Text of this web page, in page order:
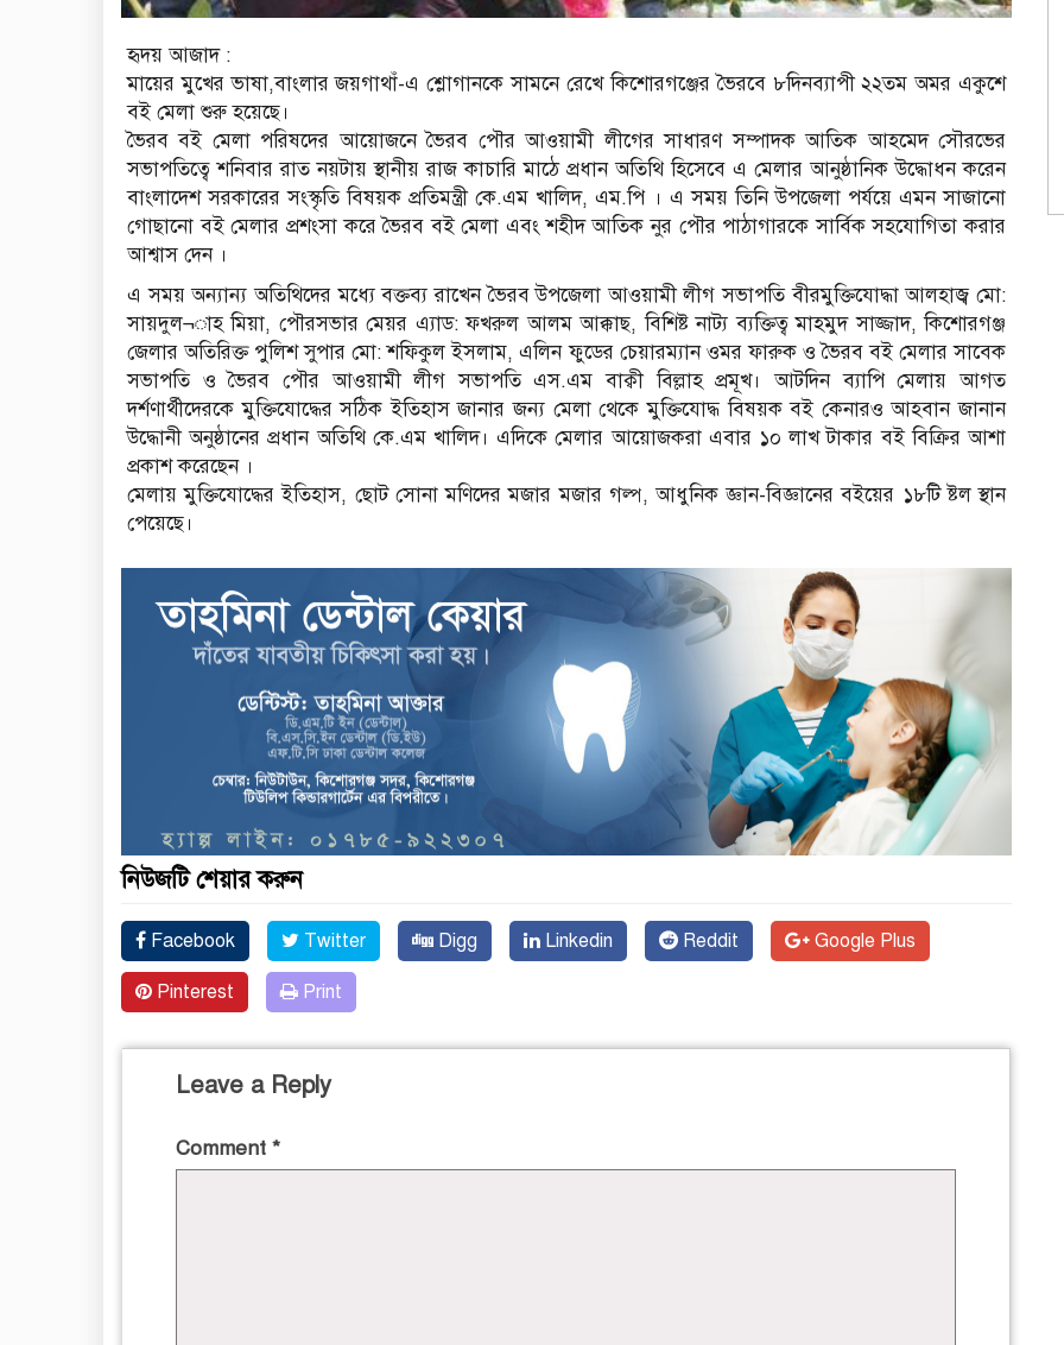
হৃদয় আজাদ :
মায়ের মুখের ভাষা,বাংলার জয়গাথাঁ-এ শ্লোগানকে সামনে রেখে কিশোরগঞ্জের ভৈরবে ৮দিনব্যাপী ২২তম অমর একুশে
বই মেলা শুরু হয়েছে।
ভৈরব বই মেলা পরিষদের আয়োজনে ভৈরব পৌর আওয়ামী লীগের সাধারণ সম্পাদক আতিক আহমেদ সৌরভের
সভাপতিত্বে শনিবার রাত নয়টায় স্থানীয় রাজ কাচারি মাঠে প্রধান অতিথি হিসেবে এ মেলার আনুষ্ঠানিক উদ্ধোধন করেন
বাংলাদেশ সরকারের সংস্কৃতি বিষয়ক প্রতিমন্ত্রী কে.এম খালিদ, এম.পি । এ সময় তিনি উপজেলা পর্যয়ে এমন সাজানো
গোছানো বই মেলার প্রশংসা করে ভৈরব বই মেলা এবং শহীদ আতিক নুর পৌর পাঠাগারকে সার্বিক সহযোগিতা করার
আশ্বাস দেন ।
এ সময় অন্যান্য অতিথিদের মধ্যে বক্তব্য রাখেন ভৈরব উপজেলা আওয়ামী লীগ সভাপতি বীরমুক্তিযোদ্ধা আলহাজ্ব মো:
সায়দুল¬াহ মিয়া, পৌরসভার মেয়র এ্যাড: ফখরুল আলম আক্কাছ, বিশিষ্ট নাট্য ব্যক্তিত্ব মাহমুদ সাজ্জাদ, কিশোরগঞ্জ
জেলার অতিরিক্ত পুলিশ সুপার মো: শফিকুল ইসলাম, এলিন ফুডের চেয়ারম্যান ওমর ফারুক ও ভৈরব বই মেলার সাবেক
সভাপতি ও ভৈরব পৌর আওয়ামী লীগ সভাপতি এস.এম বাক্বী বিল্লাহ প্রমূখ। আটদিন ব্যাপি মেলায় আগত
দর্শণার্থীদেরকে মুক্তিযোদ্ধের সঠিক ইতিহাস জানার জন্য মেলা থেকে মুক্তিযোদ্ধ বিষয়ক বই কেনারও আহবান জানান
উদ্ধোনী অনুষ্ঠানের প্রধান অতিথি কে.এম খালিদ। এদিকে মেলার আয়োজকরা এবার ১০ লাখ টাকার বই বিক্রির আশা
প্রকাশ করেছেন ।
মেলায় মুক্তিযোদ্ধের ইতিহাস, ছোট সোনা মণিদের মজার মজার গল্প, আধুনিক জ্ঞান-বিজ্ঞানের বইয়ের ১৮টি ষ্টল স্থান
পেয়েছে।
নিউজটি শেয়ার করুন
Facebook Twitter Digg Linkedin Reddit Google Plus
Pinterest Print
Leave a Reply
Comment *